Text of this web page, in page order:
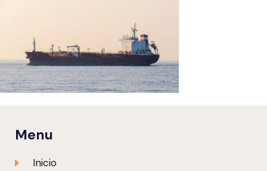
Menu
Inicio